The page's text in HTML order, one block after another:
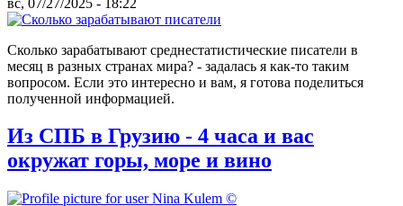
Сколько зарабатывают среднестатистические писатели в
месяц в разных странах мира? - задалась я как-то таким
вопросом. Если это интересно и вам, я готова поделиться
полученной информацией.
Из СПБ в Грузию - 4 часа и вас
окружат горы, море и вино